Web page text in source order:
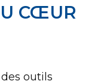
CŒUR
outils